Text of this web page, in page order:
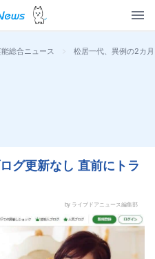
能総合ニュース > 松居一代、異例の2カ
グ更新なし 直前にトラ
by ライブドアニュース編集部